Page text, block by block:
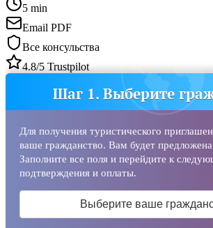
5 min
Email PDF
Все консульства
4.8/5 Trustpilot
Шаг 1. Выберите
Для получения туристического
ваше гражданство. Вам будет
Заполните все поля и перейдите к
подтверждения и оплаты.
Выберите ваше